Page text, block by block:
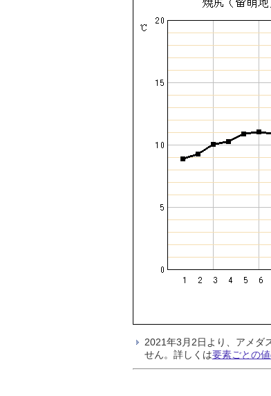
2021年3月2日より、アメダ
せん。詳しくは要素ごとの